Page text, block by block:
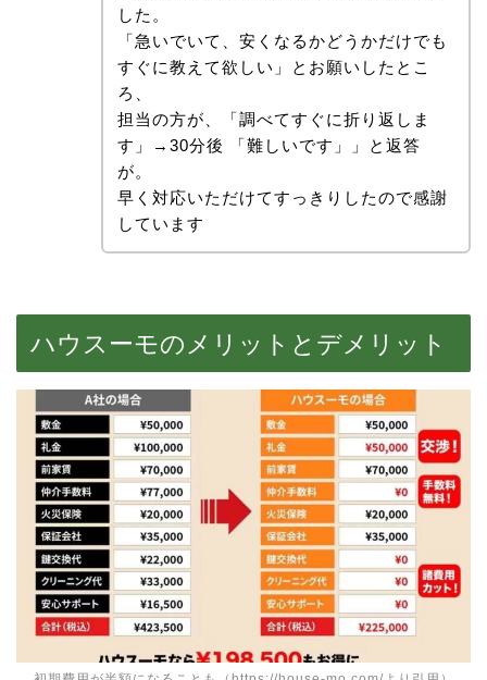
した。
「急いでいて、安くなるかどうかだけでも
すぐに教えて欲しい」とお願いしたとこ
ろ、
担当の方が、「調べてすぐに折り返しま
す」→30分後 「難しいです」」と返答
が。
早く対応いただけてすっきりしたので感謝
しています
ハウスーモのメリットとデメリット